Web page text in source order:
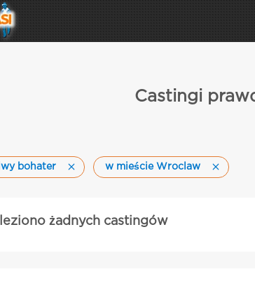
Castingi
bohater w mieście Wroclaw
żadnych castingów